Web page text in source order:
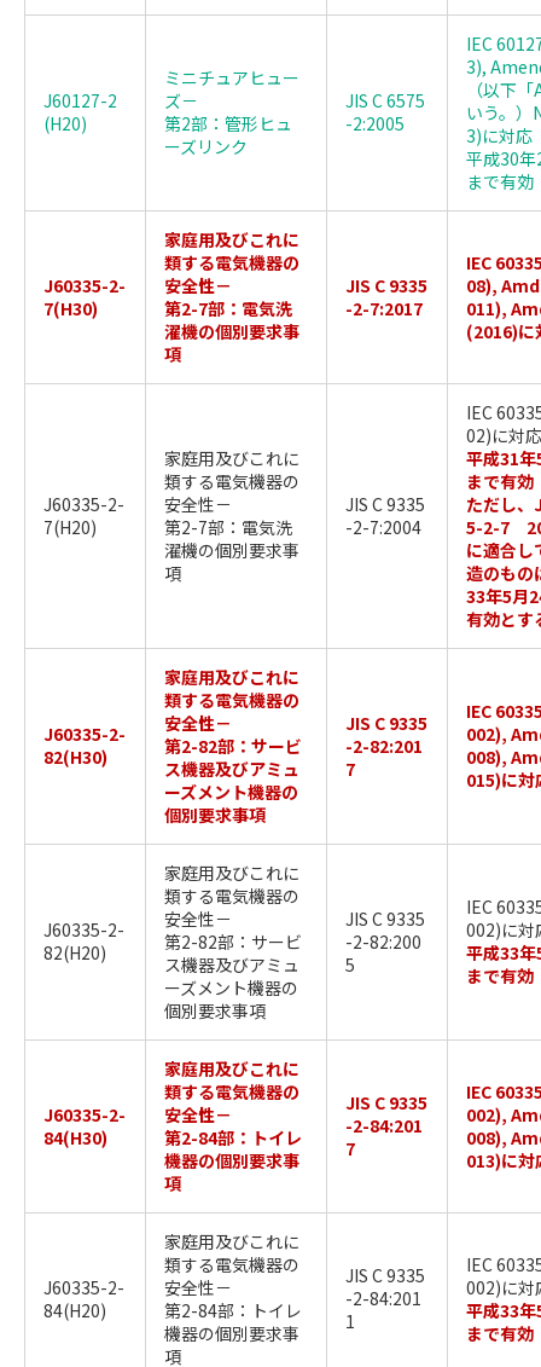
J60127-2
(H20)
ミニチュアヒュー
ズ－
第2部：管形ヒュ
ーズリンク
JIS C 6575
-2:2005
IEC
3),
（以下
いう。）
3)に対応
平成30
まで有効
J60335-2-
7(H30)
家庭用及びこれに
類する電気機器の
安全性－
第2-7部：電気洗
濯機の個別要求事
項
JIS C 9335
-2-7:2017
IEC
08),
011),
(2016)に
J60335-2-
7(H20)
家庭用及びこれに
類する電気機器の
安全性－
第2-7部：電気洗
濯機の個別要求事
項
JIS C 9335
-2-7:2004
IEC
02)に対応
平成31
まで有効
ただし、
5-2-7
に適合し
造のもの
33年5月
有効とす
J60335-2-
82(H30)
家庭用及びこれに
類する電気機器の
安全性－
第2-82部：サービ
ス機器及びアミュ
ーズメント機器の
個別要求事項
JIS C 9335
-2-82:201
7
IEC
002),
008),
015)に対
J60335-2-
82(H20)
家庭用及びこれに
類する電気機器の
安全性－
第2-82部：サービ
ス機器及びアミュ
ーズメント機器の
個別要求事項
JIS C 9335
-2-82:200
5
IEC
002)に対
平成33
まで有効
J60335-2-
84(H30)
家庭用及びこれに
類する電気機器の
安全性－
第2-84部：トイレ
機器の個別要求事
項
JIS C 9335
-2-84:201
7
IEC
002),
008),
013)に対
J60335-2-
84(H20)
家庭用及びこれに
類する電気機器の
安全性－
第2-84部：トイレ
機器の個別要求事
項
JIS C 9335
-2-84:201
1
IEC
002)に対
平成33
まで有効